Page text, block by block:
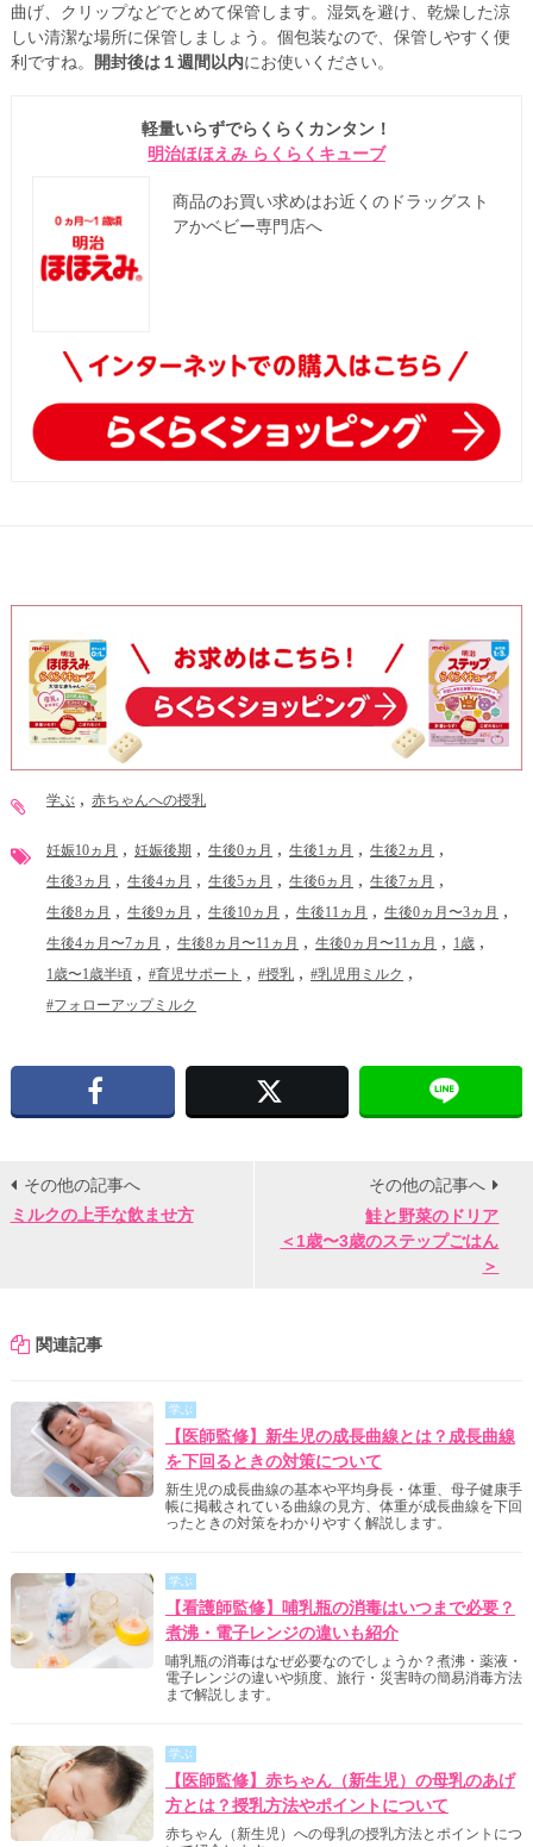
曲げ、クリップなどでとめて保管します。湿気を避け、乾燥した涼
しい清潔な場所に保管しましょう。個包装なので、保管しやすく便
利ですね。
開封後は１週間以内にお使いください。
軽量いらずでらくらくカンタン！
明治ほほえみ らくらくキューブ
商品のお買い求めはお近くのドラッグスト
アかベビー専門店へ
学ぶ 赤ちゃんへの授乳
妊娠10ヵ月 妊娠後期 生後0ヵ月 生後1ヵ月 生後2ヵ月
生後3ヵ月 生後4ヵ月 生後5ヵ月 生後6ヵ月 生後7ヵ月
生後8ヵ月 生後9ヵ月 生後10ヵ月 生後11ヵ月 生後0ヵ月〜3ヵ月
生後4ヵ月〜7ヵ月 生後8ヵ月〜11ヵ月 生後0ヵ月〜11ヵ月 1歳
1歳〜1歳半頃 #育児サポート #授乳 #乳児用ミルク
#フォローアップミルク
その他の記事へ
ミルクの上手な飲ませ方
その他の記事へ
鮭と野菜のドリア
＜1歳〜3歳のステップごはん
＞
関連記事
学ぶ
【医師監修】新生児の成長曲線とは？成長曲線
を下回るときの対策について
新生児の成長曲線の基本や平均身長・体重、母子健康手
帳に掲載されている曲線の見方、体重が成長曲線を下回
ったときの対策をわかりやすく解説します。
学ぶ
【看護師監修】哺乳瓶の消毒はいつまで必要？
煮沸・電子レンジの違いも紹介
哺乳瓶の消毒はなぜ必要なのでしょうか？煮沸・薬液・
電子レンジの違いや頻度、旅行・災害時の簡易消毒方法
まで解説します。
学ぶ
【医師監修】赤ちゃん（新生児）の母乳のあげ
方とは？授乳方法やポイントについて
赤ちゃん（新生児）への母乳の授乳方法とポイントにつ